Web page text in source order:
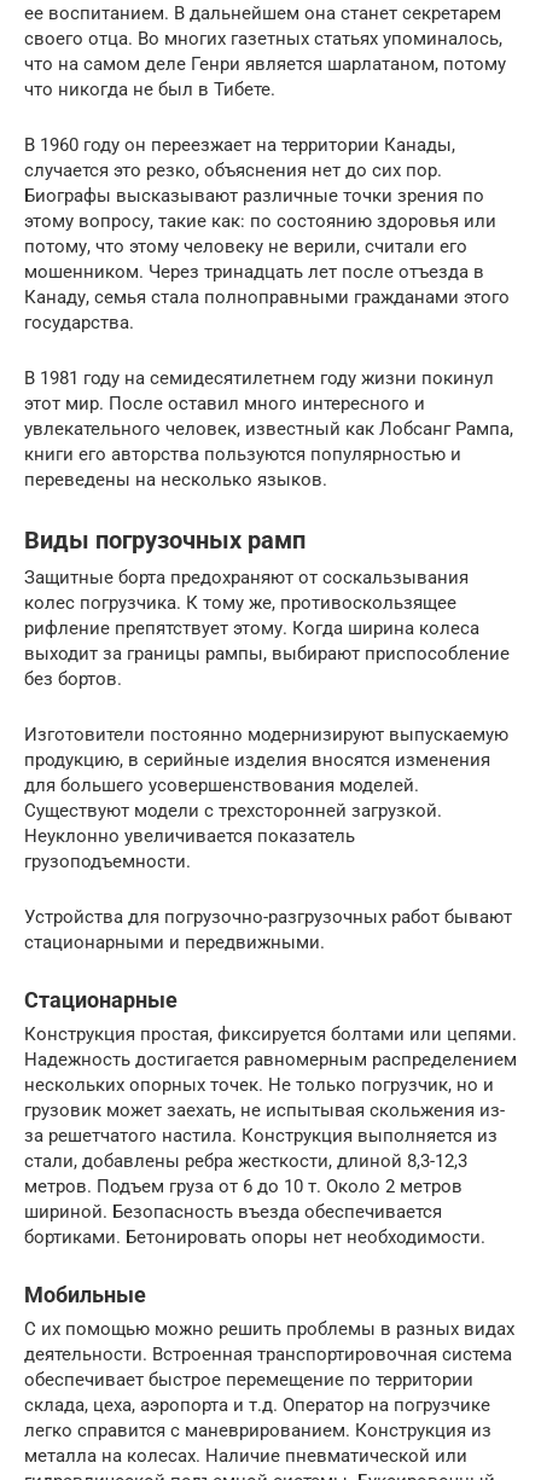
ее воспитанием. В дальнейшем она станет секретарем
своего отца. Во многих газетных статьях упоминалось,
что на самом деле Генри является шарлатаном, потому
что никогда не был в Тибете.
В 1960 году он переезжает на территории Канады,
случается это резко, объяснения нет до сих пор.
Биографы высказывают различные точки зрения по
этому вопросу, такие как: по состоянию здоровья или
потому, что этому человеку не верили, считали его
мошенником. Через тринадцать лет после отъезда в
Канаду, семья стала полноправными гражданами этого
государства.
В 1981 году на семидесятилетнем году жизни покинул
этот мир. После оставил много интересного и
увлекательного человек, известный как Лобсанг Рампа,
книги его авторства пользуются популярностью и
переведены на несколько языков.
Виды погрузочных рамп
Защитные борта предохраняют от соскальзывания
колес погрузчика. К тому же, противоскользящее
рифление препятствует этому. Когда ширина колеса
выходит за границы рампы, выбирают приспособление
без бортов.
Изготовители постоянно модернизируют выпускаемую
продукцию, в серийные изделия вносятся изменения
для большего усовершенствования моделей.
Существуют модели с трехсторонней загрузкой.
Неуклонно увеличивается показатель
грузоподъемности.
Устройства для погрузочно-разгрузочных работ бывают
стационарными и передвижными.
Стационарные
Конструкция простая, фиксируется болтами или цепями.
Надежность достигается равномерным распределением
нескольких опорных точек. Не только погрузчик, но и
грузовик может заехать, не испытывая скольжения из-
за решетчатого настила. Конструкция выполняется из
стали, добавлены ребра жесткости, длиной 8,3-12,3
метров. Подъем груза от 6 до 10 т. Около 2 метров
шириной. Безопасность въезда обеспечивается
бортиками. Бетонировать опоры нет необходимости.
Мобильные
С их помощью можно решить проблемы в разных видах
деятельности. Встроенная транспортировочная система
обеспечивает быстрое перемещение по территории
склада, цеха, аэропорта и т.д. Оператор на погрузчике
легко справится с маневрированием. Конструкция из
металла на колесах. Наличие пневматической или